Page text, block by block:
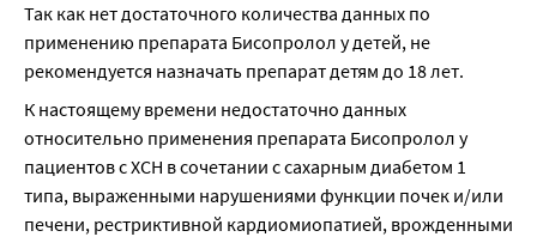
Так как нет достаточного количества данных по
применению препарата Бисопролол у детей, не
рекомендуется назначать препарат детям до 18 лет.
К настоящему времени недостаточно данных
относительно применения препарата Бисопролол у
пациентов с ХСН в сочетании с сахарным диабетом 1
типа, выраженными нарушениями функции почек и/или
печени, рестриктивной кардиомиопатией, врожденными